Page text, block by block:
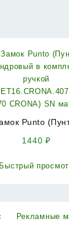
Punto
P16 4070
1440 ₽
Быстрый
Рекламные